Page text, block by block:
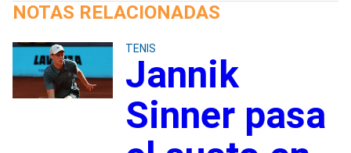
NOTAS RELACIONADAS
TENIS
Jannik
Sinner pasa